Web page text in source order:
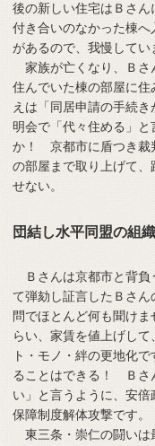
後の新しい住宅はＢさん
付き合いのなかった棟
があるので、我慢してい
家族が亡くなり、Ｂさ
住んでいた棟の部屋に
えは「同居申請の手続
明会で「代々住める」
か！ 京都市に盾つき裁
の部屋まで取り上げて
せない。
団結し水平同盟の組
Ｂさんは京都市と背負
て弾劾し証言したＢさ
問でほとんど何も聞け
らい、家賃を値上げし
ト・モノ・絆の更地化
ることはできる！ Ｂさ
い」と言うように、安
保障制度解体攻撃です。
東三条・崇仁の闘いは